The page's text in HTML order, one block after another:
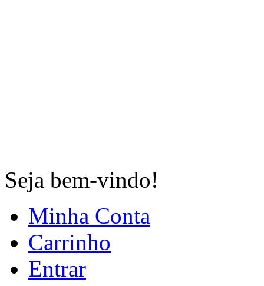
Seja bem-vindo!
Minha Conta
Carrinho
Entrar